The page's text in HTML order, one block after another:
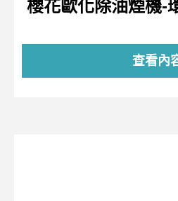
櫻花歐化除油煙機-
查看內